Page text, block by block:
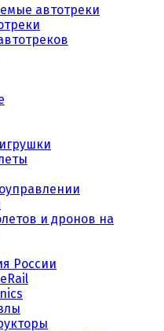
автотреки
и дронов на
России